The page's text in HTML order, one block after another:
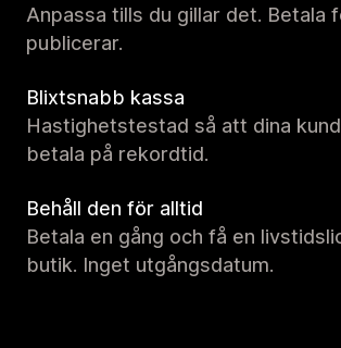
Anpassa tills du gillar det. Betala
publicerar.
Blixtsnabb kassa
Hastighetstestad så att dina
betala på rekordtid.
Behåll den för alltid
Betala en gång och få en
butik. Inget utgångsdatum.